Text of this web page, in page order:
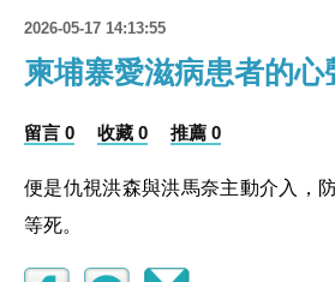
2026-05-17 14:13:55
柬埔寨愛滋病患者的心
留言 0 收藏 0 推薦 0
便是仇視洪森與洪馬奈主動介入，
等死。